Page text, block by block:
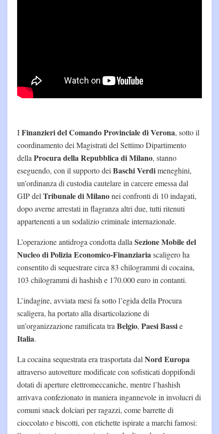
IFinanzieri del Comando Provinciale di Verona, sotto il
coordinamento dei Magistrati del Settimo Dipartimento
della Procura della Repubblica di Milano, stanno
eseguendo, con il supporto dei Baschi Verdimeneghini,
un’ordinanza di custodia cautelare in carcere emessa dal
GIP del Tribunale di Milanonei confronti di 10 indagati,
dopo averne arrestati in flagranza altri due, tutti ritenuti
appartenenti a un sodalizio criminale internazionale.
L’operazione antidroga condotta dalla Sezione Mobile del
Nucleo di Polizia Economico-Finanziaria scaligero ha
consentito di sequestrare circa 83 chilogrammi di cocaina,
103 chilogrammi di hashish e 170.000 euro in contanti.
L’indagine, avviata mesi fa sotto l’egida della Procura
scaligera, ha portato alla disarticolazione di
un’organizzazione ramificata tra Belgio, Paesi Bassie
Italia.
La cocaina sequestrata era trasportata dal Nord Europa
attraverso autovetture modificate con sofisticati doppifondi
dotati di aperture elettromeccaniche, mentre l’hashish
arrivava confezionato in maniera ingannevole in involucri di
comuni snack dolciari per ragazzi, come barrette di
cioccolato e biscotti, con etichette ispirate a marchi famosi: